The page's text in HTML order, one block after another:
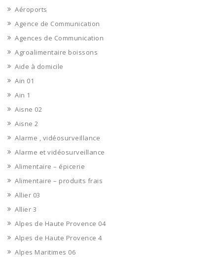
Aéroports
Agence de Communication
Agences de Communication
Agroalimentaire boissons
Aide à domicile
Ain 01
Ain 1
Aisne 02
Aisne 2
Alarme , vidéosurveillance
Alarme et vidéosurveillance
Alimentaire – épicerie
Alimentaire – produits frais
Allier 03
Allier 3
Alpes de Haute Provence 04
Alpes de Haute Provence 4
Alpes Maritimes 06